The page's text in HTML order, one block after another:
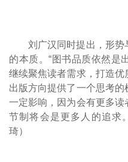
刘广汉同时提出，形势
的本质。“图书品质依然是
继续聚焦读者需求，打造
出版方向提供了一个思考
一定影响，因为会有更多
节制将会是更多人的追求
琦）